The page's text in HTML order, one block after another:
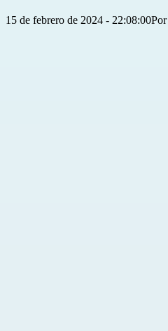
Publicada
15 de febrero de 2024 - 22:08:00Por